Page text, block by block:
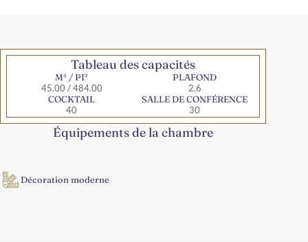
Tableau des capacités
M² / PI²
45.00 / 484.00
PLAFOND
2.6
COCKTAIL
40
SALLE DE CONFÉRENCE
30
Équipements de la chambre
Décoration moderne